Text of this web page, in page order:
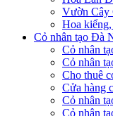
Vườn Cây
Hoa
Cỏ nhân tạo Đà
Cỏ nhân
Cỏ nhân
Cho thuê
Cửa hàng
Cỏ nhân
Cỏ nhân